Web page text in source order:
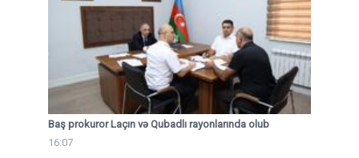
Baş prokuror Laçın və Qubadlı rayonlarında olub
16:07